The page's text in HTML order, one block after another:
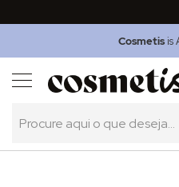
Cosmetisis
Outlet